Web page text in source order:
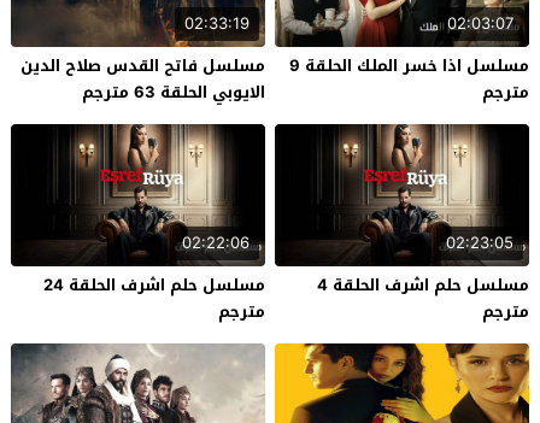
02:03:07
مسلسل اذا خسر الملك الحلقة 9
مترجم
02:33:19
مسلسل فاتح القدس صلاح الدين
الايوبي الحلقة 63 مترجم
02:23:05
مسلسل حلم اشرف الحلقة 4
مترجم
02:22:06
مسلسل حلم اشرف الحلقة 24
مترجم